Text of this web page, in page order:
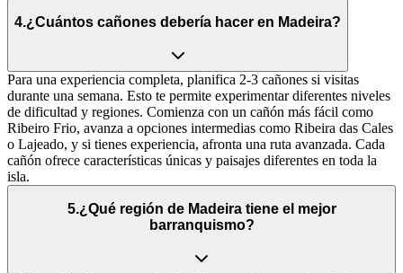
4.¿Cuántos cañones debería hacer en Madeira?
Para una experiencia completa, planifica 2-3 cañones si visitas
durante una semana. Esto te permite experimentar diferentes niveles
de dificultad y regiones. Comienza con un cañón más fácil como
Ribeiro Frio, avanza a opciones intermedias como Ribeira das Cales
o Lajeado, y si tienes experiencia, afronta una ruta avanzada. Cada
cañón ofrece características únicas y paisajes diferentes en toda la
isla.
5.¿Qué región de Madeira tiene el mejor
barranquismo?